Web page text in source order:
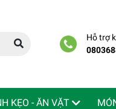
Hỗ trợ
KẸO - ĂN VẶT